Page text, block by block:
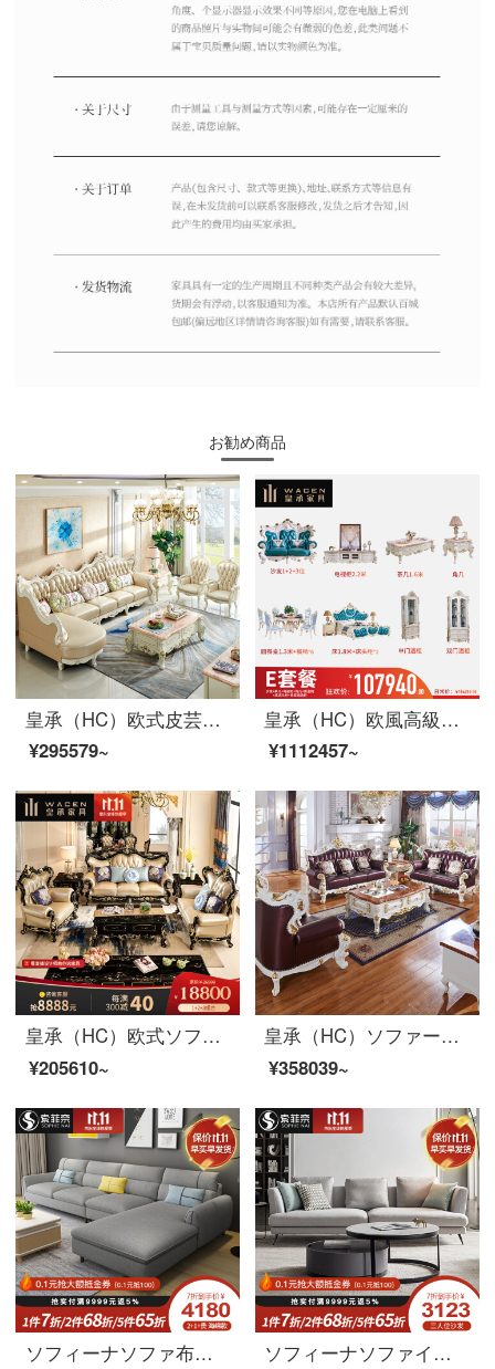
お勧め商品
皇承（HC）欧式皮芸ソファ家具セット実木回転角ソファ913宮廷·欧式回転角ソファ1+3+貴妃+レジャーチェア*2
¥295579~
皇承（HC）欧風高級別荘型本革ソファリビングレストランの木造家具セット臻品別荘客間18セット【Eスイート】
¥1112457~
皇承（HC）欧式ソファアメリカ式実木家具別荘真皮ソファ中小型ソファH 722欧式黒古典/タイゴム木彫り真牛革ソファ123セット
¥205610~
皇承（HC）ソファー欧式実木ソファリビング家具本革ソファ123セット827洋室の大型ソファーシングル+二人+四人【パールホワイト】
¥358039~
ソフィーナソファ布芸ソファー北欧軽奢布芸ソファー客間の小型家具セットの組み合わせが簡単で現代家具2+貴妃ラテックスモデル
ソフィーナソファイタリア式極简布芸ソファー三人部屋型简约リビングソファ北欧軽量高奢羽毛ソファセットシングル位